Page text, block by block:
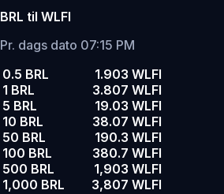
BRL til WLFI
Pr. dags dato 07:15 PM
0.5 BRL
1.903 WLFI
1 BRL
3.807 WLFI
5 BRL
19.03 WLFI
10 BRL
38.07 WLFI
50 BRL
190.3 WLFI
100 BRL
380.7 WLFI
500 BRL
1,903 WLFI
1,000 BRL
3,807 WLFI